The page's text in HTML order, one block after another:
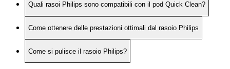
Quali rasoi Philips sono compatibili con il pod Quick Clean?
Come ottenere delle prestazioni ottimali dal rasoio Philips
Come si pulisce il rasoio Philips?